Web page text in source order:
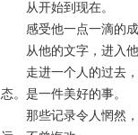
从开始到现在。
感受他一点一滴的成
从他的文字，进入他
走进一个人的过去，
态。是一件美好的事。
那些记录令人惘然，